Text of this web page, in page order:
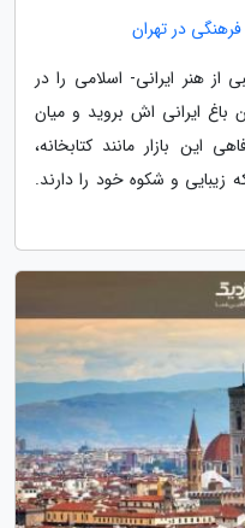
در تهران
از هنر ایرانی- اسلامی را در
باغ ایرانی اش بروید و میان
این بازار مانند کتابخانه،
زیبایی و شکوه خود را دارند.